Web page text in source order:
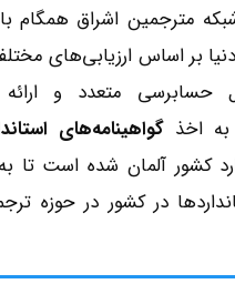
مترجمین اشراق همگام
بر اساس ارزیابی‌های
حسابرسی متعدد و
اخذ گواهینامه‌های
کشور آلمان شده است تا
در کشور در حوزه